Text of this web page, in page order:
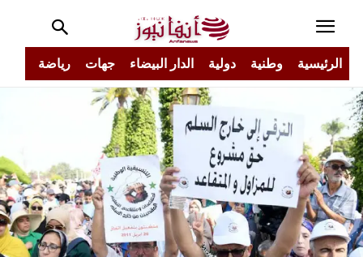
الرئيسية وطنية دولية الدار البيضاء جهات رياضة